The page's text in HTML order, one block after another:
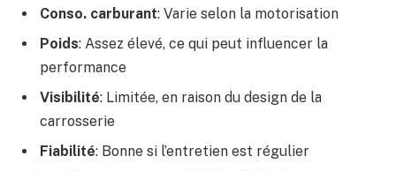
Conso. carburant: Varie selon la motorisation
Poids: Assez élevé, ce qui peut influencer la
performance
Visibilité: Limitée, en raison du design de la
carrosserie
Fiabilité: Bonne si l’entretien est régulier